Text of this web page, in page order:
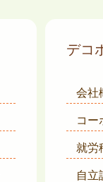
デコ
会社
コー
就労
自立